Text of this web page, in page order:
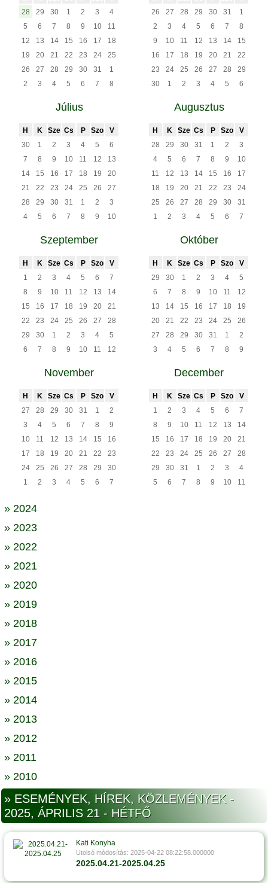
28
29 30 1 2 3
4
5
6 7 8 9 10
11
12
13 14 15 16 17
18
19
20 21 22 23 24
25
26
27 28 29 30 31
1
2
3 4 5 6 7 8
26
27 28 29 30 31
1
2
3 4 5 6 7
8
9
10 11 12 13 14
15
16
17 18 19 20 21
22
23
24 25 26 27 28
29
30
1 2 3 4 5 6
Július
H K Sze Cs P Szo
V
30
1 2 3 4 5
6
7
8 9 10 11 12
13
14
15 16 17 18 19
20
21
22 23 24 25 26
27
28
29 30 31 1 2
3
4
5 6 7 8 9 10
Augusztus
H K Sze Cs P Szo
V
28
29 30 31 1 2
3
4
5 6 7 8 9
10
11
12 13 14 15 16
17
18
19 20 21 22 23
24
25
26 27 28 29 30
31
1
2 3 4 5 6 7
Szeptember
H K Sze Cs P Szo
V
1
2 3 4 5 6
7
8
9 10 11 12 13
14
15
16 17 18 19 20
21
22
23 24 25 26 27
28
29
30 1 2 3 4
5
6
7 8 9 10 11 12
Október
H K Sze Cs P Szo
V
29
30 1 2 3 4
5
6
7 8 9 10 11
12
13
14 15 16 17 18
19
20
21 22 23 24 25
26
27
28 29 30 31 1
2
3
4 5 6 7 8 9
November
H K Sze Cs P Szo
V
27
28 29 30 31 1
2
3
4 5 6 7 8
9
10
11 12 13 14 15
16
17
18 19 20 21 22
23
24
25 26 27 28 29
30
1
2 3 4 5 6 7
December
H K Sze Cs P Szo
V
1
2 3 4 5 6
7
8
9 10 11 12 13
14
15
16 17 18 19 20
21
22
23 24 25 26 27
28
29
30 31 1 2 3
4
5
6 7 8 9 10 11
» 2024
» 2023
» 2022
» 2021
» 2020
» 2019
» 2018
» 2017
» 2016
» 2015
» 2014
» 2013
» 2012
» 2011
» 2010
» ESEMÉNYEK, HÍREK, KÖZLEMÉNYEK -
2025, ÁPRILIS 21 - HÉTFŐ
Kati Konyha
Utolsó módosítás: 2025-04-22 08:22:58.000000
2025.04.21-2025.04.25